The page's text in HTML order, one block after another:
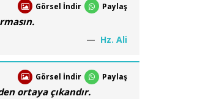
Görsel İndir Paylaş
Hz. Ali
Görsel İndir Paylaş
ortaya çıkandır.